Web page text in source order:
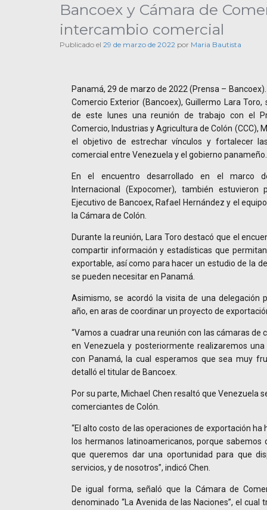
Bancoex y Cámara de
intercambio comercial
Publicado el 29 de marzo de 2022 por Maria Bautista
Panamá, 29 de marzo de 2022 (Prensa –
Comercio Exterior (Bancoex), Guillermo Lara
de este lunes una reunión de trabajo con el
Comercio, Industrias y Agricultura de Colón (CCC),
el objetivo de estrechar vínculos y fortalecer
comercial entre Venezuela y el gobierno panameño.
En el encuentro desarrollado en el marco
Internacional (Expocomer), también estuvieron
Ejecutivo de Bancoex, Rafael Hernández y el
la Cámara de Colón.
Durante la reunión, Lara Toro destacó que el
compartir información y estadísticas que
exportable, así como para hacer un estudio de la
se pueden necesitar en Panamá.
Asimismo, se acordó la visita de una delegación
año, en aras de coordinar un proyecto de
“Vamos a cuadrar una reunión con las cámaras de
en Venezuela y posteriormente realizaremos
con Panamá, la cual esperamos que sea muy
detalló el titular de Bancoex.
Por su parte, Michael Chen resaltó que Venezuela
comerciantes de Colón.
“El alto costo de las operaciones de exportación
los hermanos latinoamericanos, porque
que queremos dar una oportunidad para que
servicios, y de nosotros”, indicó Chen.
De igual forma, señaló que la Cámara de
denominado “La Avenida de las Naciones”, el cual